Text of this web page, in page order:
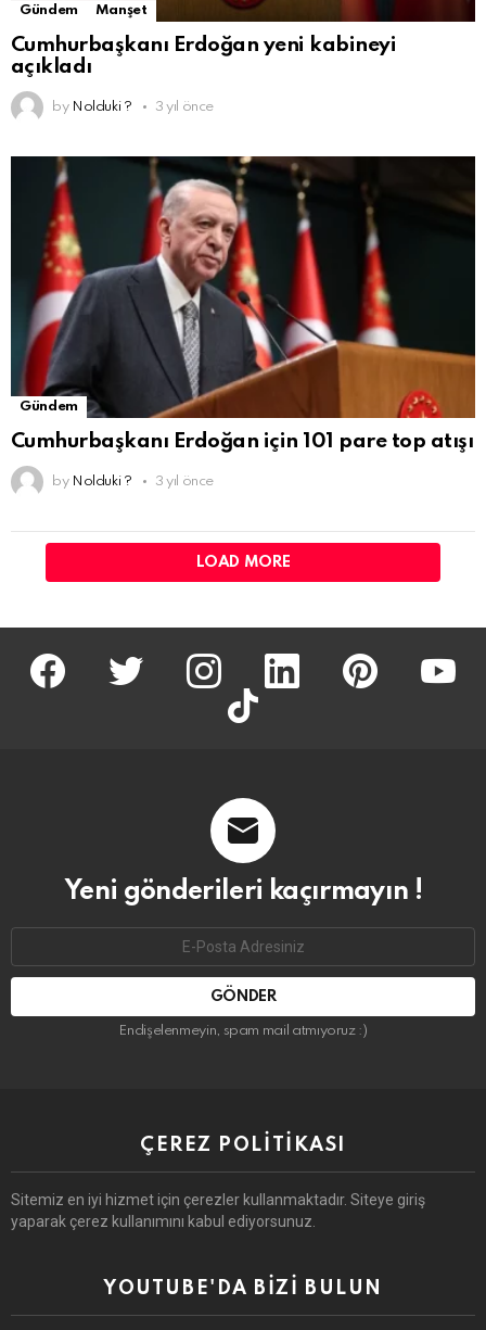
Gündem Manşet
Cumhurbaşkanı Erdoğan yeni kabineyi
açıkladı
by Nolduki ? 3 yıl önce
Gündem
Cumhurbaşkanı Erdoğan için 101 pare top atışı
by Nolduki ? 3 yıl önce
LOAD MORE
facebook twitter İnstagram linkedin pinterest
tiktok
Yeni gönderileri kaçırmayın !
Endişelenmeyin, spam mail atmıyoruz :)
ÇEREZ POLITIKASI
Sitemiz en iyi hizmet için çerezler kullanmaktadır. Siteye giriş
yaparak çerez kullanımını kabul ediyorsunuz.
YOUTUBE'DA BIZI BULUN